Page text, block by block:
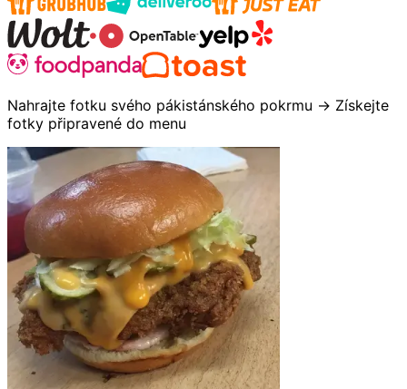
Nahrajte fotku svého pákistánského pokrmu → Získejte
fotky připravené do menu